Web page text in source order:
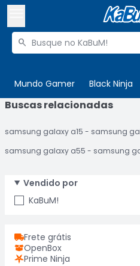
Buscar produtos

Mundo Gamer Black Ninja

 Departamentos
Mais Vendidos
Buscas relacionadas
samsung galaxy a15
samsung
samsung galaxy a55
samsung
Vendido por
KaBuM!
Frete grátis
OpenBox
Prime Ninja